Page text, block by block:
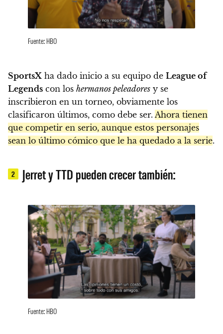
Fuente: HBO
SportsX ha dado inicio a su equipo de League of
Legends con los hermanos peleadores y se
inscribieron en un torneo, obviamente los
clasificaron últimos, como debe ser. Ahora tienen
que competir en serio, aunque estos personajes
sean lo último cómico que le ha quedado a la serie.
2 Jerret y TTD pueden crecer también:
Fuente: HBO